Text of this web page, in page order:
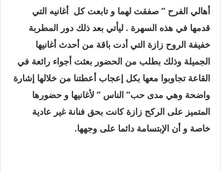
أهالي الفرح ” صفقت لهما و تابعت كل أغانيه التي
قدمها في هذه السهرة . ليأتي بعد ذلك دور المطربة
خفيفة الروح زازة التي أدت باقة من أحدث أغانيها
الجميلة وذلك بطلب من الحضور بعثت أجواء رائعة في
القاعة تجاوبوا معها بكل إعجاب أعطتنا من خلالها إشارة
واضحة وهي مدى حب” الناس ” لأغانيها و حضورها
المتميز على الركح زازة كانت بحق فنانة غير عادية
خاصة و أن الإبتسامة دائما على وجهها.